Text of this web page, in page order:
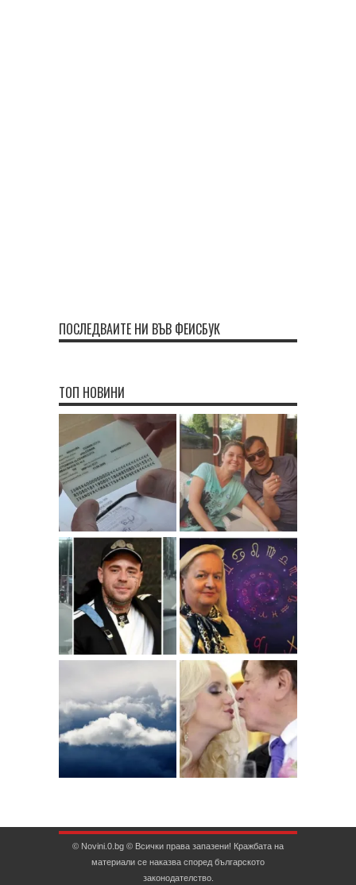
ПОСЛЕДВАЙТЕ НИ ВЪВ ФЕЙСБУК
ТОП НОВИНИ
© Novini.0.bg © Всички права запазени! Кражбата на
материали се наказва според българското
законодателство.